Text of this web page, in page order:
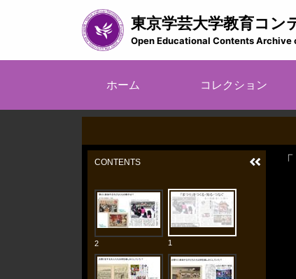
東京学芸大学教育コン
Open Educational Contents
ン
ビ
ゲ
シ
ョ
ン
ホーム コレクション